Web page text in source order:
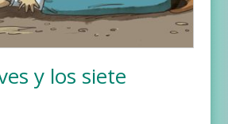
y los siete